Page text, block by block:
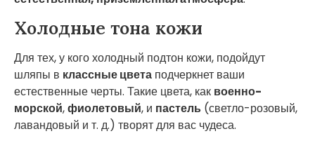
Холодные тона кожи
Для тех, у кого холодный подтон кожи, подойдут
шляпы в классные цвета подчеркнет ваши
естественные черты. Такие цвета, как военно-
морской,фиолетовый, и пастель (светло-розовый,
лавандовый и т. д.) творят для вас чудеса.